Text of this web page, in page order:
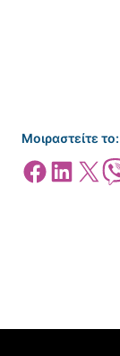
Μοιραστείτε το:
Share on Facebook
Share on
Share on X